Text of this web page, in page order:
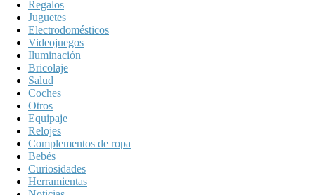
Regalos
Juguetes
Electrodomésticos
Videojuegos
Iluminación
Bricolaje
Salud
Coches
Otros
Equipaje
Relojes
Complementos de ropa
Bebés
Curiosidades
Herramientas